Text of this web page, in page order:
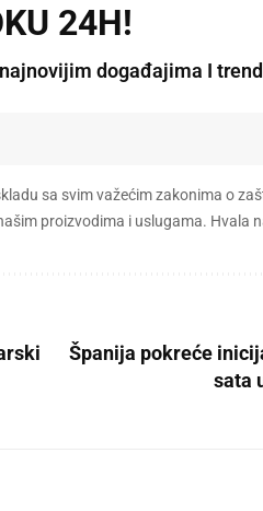
24H!
događajima I
sa svim važećim zakonima o
proizvodima i uslugama. Hvala
Španija pokreće
sata